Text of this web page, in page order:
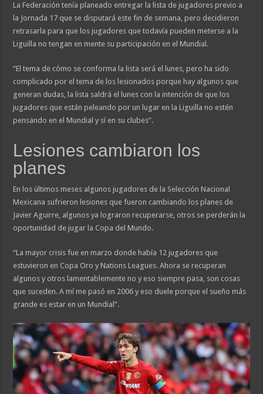
La Federación tenía planeado entregar la lista de jugadores previo a
la Jornada 17 que se disputará este fin de semana, pero decidieron
retrasarla para que los jugadores que todavía pueden meterse a la
Liguilla no tengan en mente su participación en el Mundial.
“El tema de cómo se conforma la lista será el lunes, pero ha sido
complicado por el tema de los lesionados porque hay algunos que
generan dudas, la lista saldrá el lunes con la intención de que los
jugadores que están peleando por un lugar en la Liguilla no estén
pensando en el Mundial y sí en su clubes”.
Lesiones cambiaron los
planes
En los últimos meses algunos jugadores de la Selección Nacional
Mexicana sufrieron lesiones que fueron cambiando los planes de
Javier Aguirre, algunos ya lograron recuperarse, otros se perderán la
oportunidad de jugar la Copa del Mundo.
“La mayor crisis fue en marzo donde había 12 jugadores que
estuvieron en Copa Oro y Nations Leagues. Ahora se recuperan
algunos y otros lamentablemente no y eso siempre pasa, son cosas
que suceden. A mí me pasó en 2006 y eso duele porque el sueño más
grande es estar en un Mundial”.